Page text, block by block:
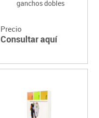
ganchos dobles
Precio
Consultar aquí